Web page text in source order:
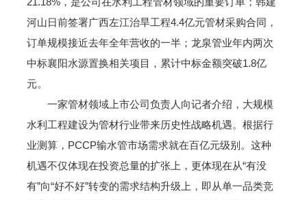
河山日前签署广西左江治旱工程4.4亿元管材采购合同，
订单规模接近去年全年营收的一半；龙泉管业年内两次
中标襄阳水源置换相关项目，累计中标金额突破1.8亿
元。
一家管材领域上市公司负责人向记者介绍，大规模
水利工程建设为管材行业带来历史性战略机遇。根据行
业测算，PCCP输水管市场需求就在百亿元级别。这种
机遇不仅体现在投资总量的扩张上，更体现在从“有没
有”向“好不好”转变的需求结构升级上，即从单一品类竞